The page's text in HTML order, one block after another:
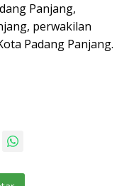
Panjang,
perwakilan
Padang Panjang.